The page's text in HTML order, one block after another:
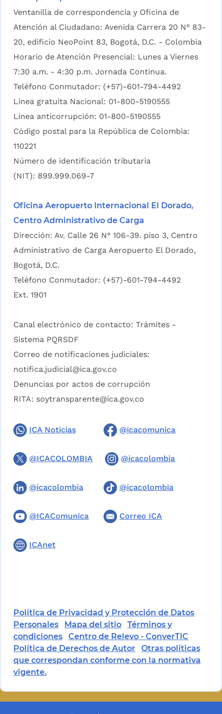
Ventanilla de correspondencia y Oficina de
Atención al Ciudadano: Avenida Carrera 20 N° 83-
20, edificio NeoPoint 83, Bogotá, D.C. - Colombia
Horario de Atención Presencial: Lunes a Viernes
7:30 a.m. - 4:30 p.m. Jornada Continua.
Teléfono Conmutador: (+57)-601-794-4492
Linea gratuita Nacional: 01-800-5190555
Línea anticorrupción: 01-800-5190555
Código postal para la República de Colombia:
110221
Número de identificación tributaria
(NIT): 899.999.069-7
Oficina Aeropuerto Internacional El Dorado,
Centro Administrativo de Carga
Dirección: Av. Calle 26 N° 106-39. piso 3, Centro
Administrativo de Carga Aeropuerto El Dorado,
Bogotá, D.C.
Teléfono Conmutador: (+57)-601-794-4492
Ext. 1901
Canal electrónico de contacto: Trámites -
Sistema PQRSDF
Correo de notificaciones judiciales:
notifica.judicial@ica.gov.co
Denuncias por actos de corrupción
RITA: soytransparente@ica.gov.co
ICA Noticias @icacomunica
@ICACOLOMBIA @icacolombia
@icacolombia @icacolombia
@ICAComunica Correo ICA
ICAnet
Política de Privacidad y Protección de Datos
Personales
Mapa del sitio
Términos y
condiciones
Centro de Relevo - ConverTIC
Política de Derechos de Autor
Otras políticas
que correspondan conforme con la normativa
vigente.